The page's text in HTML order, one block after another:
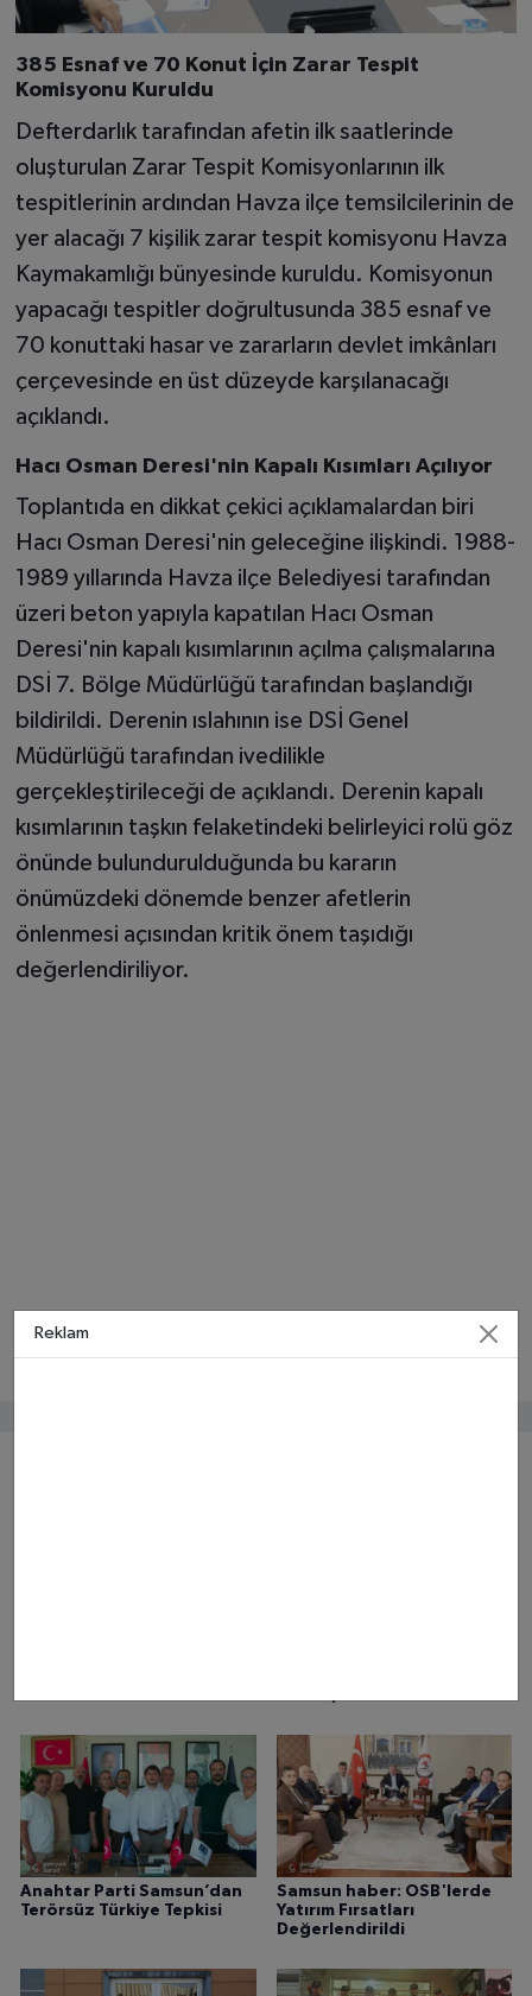
385 Esnaf ve 70 Konut İçin Zarar Tespit
Komisyonu Kuruldu
Defterdarlık tarafından afetin ilk saatlerinde
oluşturulan Zarar Tespit Komisyonlarının ilk
tespitlerinin ardından Havza ilçe temsilcilerinin de
yer alacağı 7 kişilik zarar tespit komisyonu Havza
Kaymakamlığı bünyesinde kuruldu. Komisyonun
yapacağı tespitler doğrultusunda 385 esnaf ve
70 konuttaki hasar ve zararların devlet imkânları
çerçevesinde en üst düzeyde karşılanacağı
açıklandı.
Hacı Osman Deresi'nin Kapalı Kısımları Açılıyor
Toplantıda en dikkat çekici açıklamalardan biri
Hacı Osman Deresi'nin geleceğine ilişkindi. 1988-
1989 yıllarında Havza ilçe Belediyesi tarafından
üzeri beton yapıyla kapatılan Hacı Osman
Deresi'nin kapalı kısımlarının açılma çalışmalarına
DSİ 7. Bölge Müdürlüğü tarafından başlandığı
bildirildi. Derenin ıslahının ise DSİ Genel
Müdürlüğü tarafından ivedilikle
gerçekleştirileceği de açıklandı. Derenin kapalı
kısımlarının taşkın felaketindeki belirleyici rolü göz
önünde bulundurulduğunda bu kararın
önümüzdeki dönemde benzer afetlerin
önlenmesi açısından kritik önem taşıdığı
değerlendiriliyor.
Anahtar Parti Samsun’dan
Terörsüz Türkiye Tepkisi
Samsun haber: OSB'lerde
Yatırım Fırsatları
Değerlendirildi
Reklam